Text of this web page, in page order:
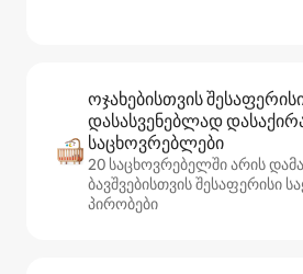
ოჯახებისთვის
დასასვენებლად
საცხოვრებლები
20 საცხოვრებელში არის
ბავშვებისთვის შესაფერისი
პირობები